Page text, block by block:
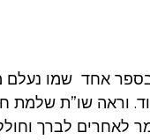
אחד שמו נעלם
וראה שו”ת שלמת
לאחרים לברך